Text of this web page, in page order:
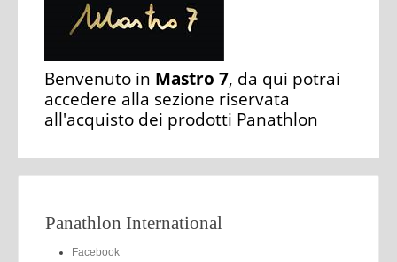
Benvenuto in Mastro 7, da qui potrai
accedere alla sezione riservata
all'acquisto dei prodotti Panathlon
Panathlon International
Facebook